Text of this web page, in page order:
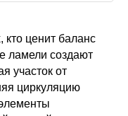
ценит баланс
ламели создают
участок от
циркуляцию